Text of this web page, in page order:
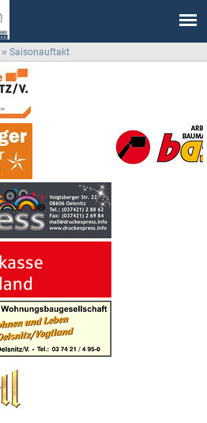
» Saisonauftakt